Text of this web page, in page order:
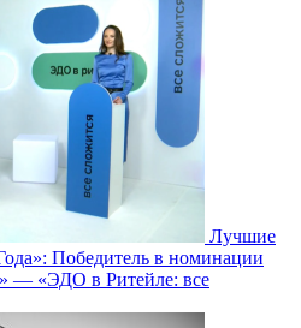
Лучшие
Победитель в номинации
— «ЭДО в Ритейле: все